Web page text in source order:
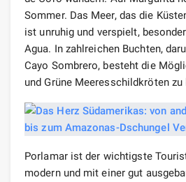
Sommer. Das Meer, das die
ist unruhig und verspielt,
Agua. In zahlreichen Buchten,
Cayo Sombrero, besteht die
und Grüne Meeresschildkröten zu
Porlamar ist der wichtigste
modern und mit einer gut